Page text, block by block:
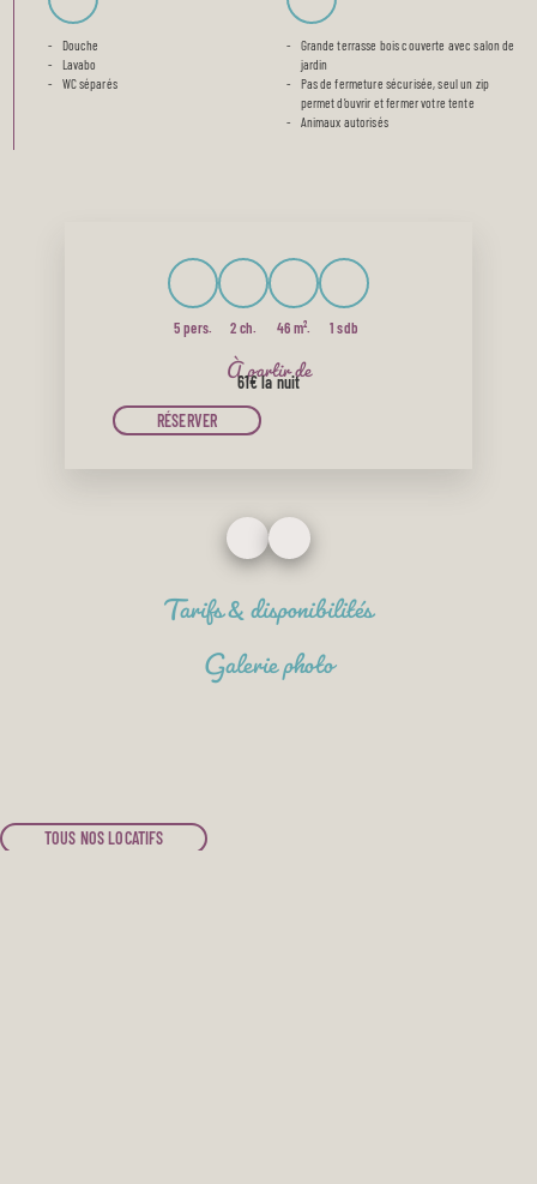
Douche
Lavabo
WC séparés
Grande terrasse bois couverte avec salon de
jardin
Pas de fermeture sécurisée, seul un zip
permet d’ouvrir et fermer votre tente
Animaux autorisés
5 pers. 2 ch. 46 m². 1 sdb
À partir de
61€la nuit
RÉSERVER
Tarifs & disponibilités
Galerie photo
TOUS NOS LOCATIFS